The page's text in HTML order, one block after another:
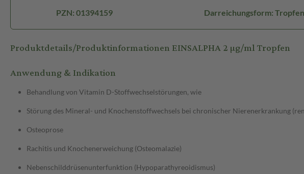
PZN: 01394159 Darreichungsform:
Produktdetails/Produktinformationen EINSALPHA 2 µg/ml Tropfen
Anwendung & Indikation
Behandlung von Vitamin D-Stoffwechselstörungen, wie
Störung des Mineral- und Knochenstoffwechsels bei chronischer Nierenerkrankung
Osteoprose
Rachitis und Knochenerweichung (Osteomalazie)
Nebenschilddrüsenunterfunktion (Hypoparathyreoidismus)